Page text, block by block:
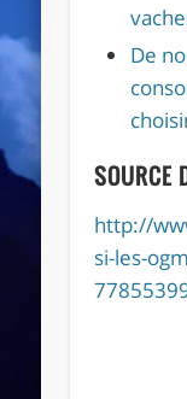
De
SOURCE
http://
si-les-